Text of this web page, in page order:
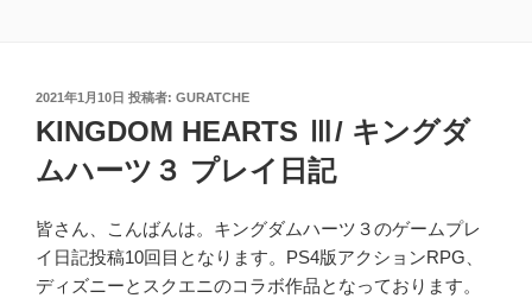
投
稿
日:
2021年1月10日 投稿者: GURATCHE
KINGDOM HEARTS Ⅲ/ キングダ
ムハーツ３ プレイ日記
皆さん、こんばんは。キングダムハーツ３のゲームプレ
イ日記投稿10回目となります。PS4版アクションRPG、
ディズニーとスクエニのコラボ作品となっております。